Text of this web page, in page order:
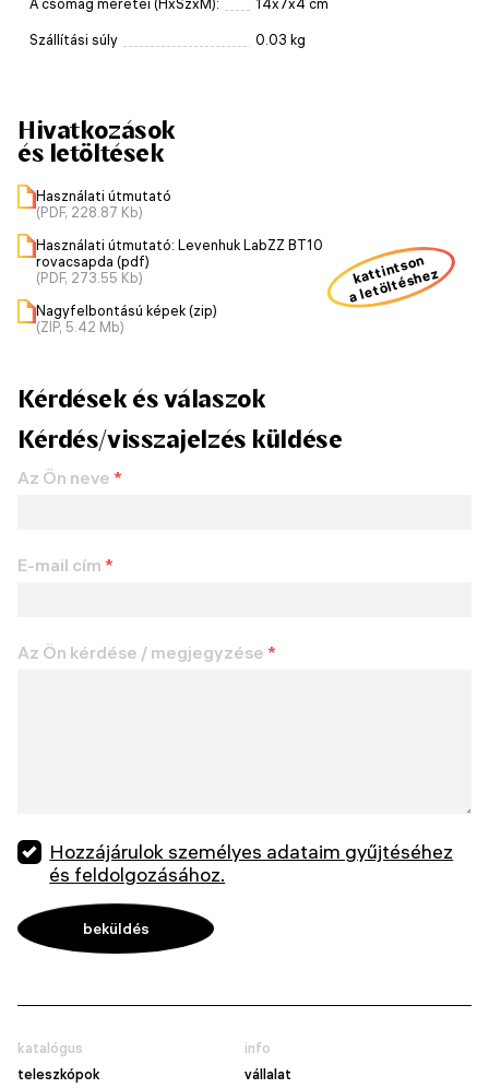
A csomag méretei (HxSzxM): 14x7x4 cm
Szállítási súly 0.03 kg
Hivatkozások
és letöltések
Használati útmutató
(PDF, 228.87 Kb)
Használati útmutató: Levenhuk LabZZ BT10
rovacsapda (pdf)
(PDF, 273.55 Kb)
Nagyfelbontású képek (zip)
(ZIP, 5.42 Mb)
kattintson
a letöltéshez
Kérdések és válaszok
Kérdés/visszajelzés küldése
Az Ön neve *
E-mail cím *
Az Ön kérdése / megjegyzése *
Hozzájárulok személyes adataim gyűjtéséhez
és feldolgozásához.
katalógus
teleszkópok
info
vállalat